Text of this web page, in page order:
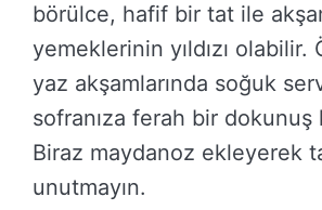
börülce, hafif bir tat ile
yemeklerinin yıldızı olabilir.
yaz akşamlarında soğuk
sofranıza ferah bir dokunuş
Biraz maydanoz ekleyerek
unutmayın.